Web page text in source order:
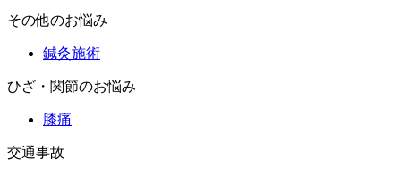
その他のお悩み
鍼灸施術
ひざ・関節のお悩み
膝痛
交通事故